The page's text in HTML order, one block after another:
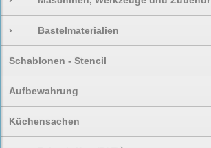
› Bastelmaterialien
Schablonen - Stencil
Aufbewahrung
Küchensachen